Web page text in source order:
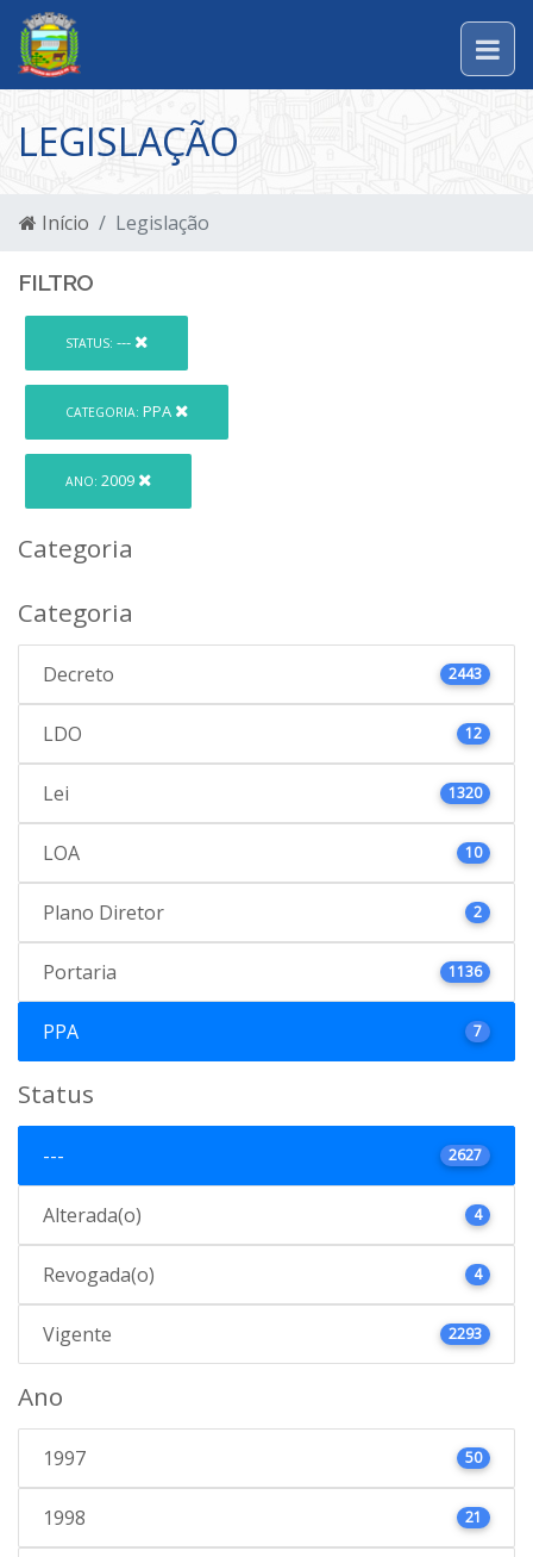
LEGISLAÇÃO
Início Legislação
FILTRO
STATUS: ---
CATEGORIA: PPA
ANO: 2009
Categoria
Categoria
Decreto 2443
LDO 12
Lei 1320
LOA 10
Plano Diretor 2
Portaria 1136
PPA 7
Status
--- 2627
Alterada(o) 4
Revogada(o) 4
Vigente 2293
Ano
1997 50
1998 21